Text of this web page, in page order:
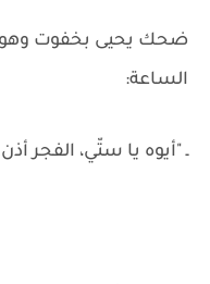
ضحك يحيى بخفوت وهو
الساعة:
ـ "أيوه يا ستّي، الفجر